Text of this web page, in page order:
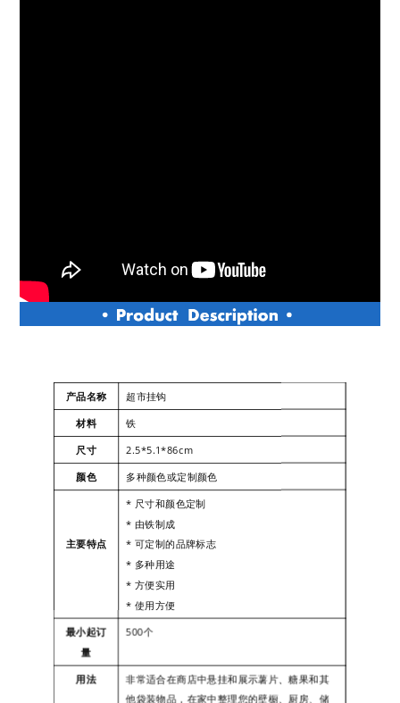
产品名称
超市挂钩
材料
铁
尺寸
2.5*5.1*86cm
颜色 多种颜色或定制颜色
主要特点
* 尺寸和颜色定制
* 由铁制成
* 可定制的品牌标志
* 多种用途
* 方便实用
* 使用方便
最小起订
量
500个
用法
非常适合在商店中悬挂和展示薯片、糖果和其
他袋装物品，在家中整理您的壁橱、厨房、储